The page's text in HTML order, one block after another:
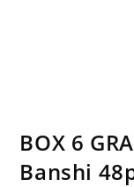
BOX 6
Banshi